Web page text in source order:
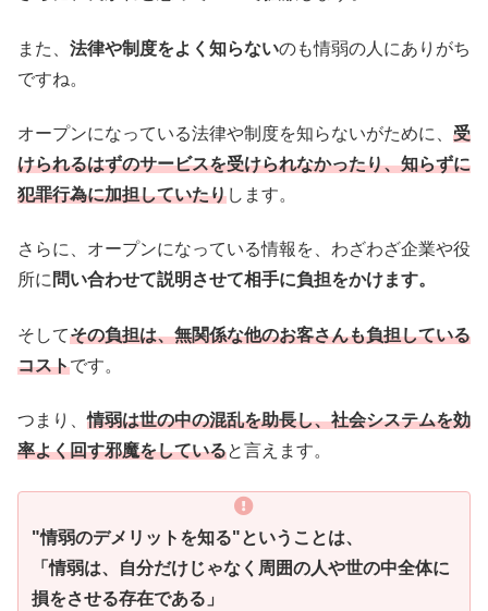
また、 法律や制度をよく知らないのも情弱の人にありがち
ですね。
オープンになっている法律や制度を知らないがために、 受
けられるはずのサービスを受けられなかったり、知らずに
犯罪行為に加担していたりします。
さらに、オープンになっている情報を、わざわざ企業や役
所に問い合わせて説明させて相手に負担をかけます。
そしてその負担は、無関係な他のお客さんも負担している
コストです。
つまり、情弱は世の中の混乱を助長し、社会システムを効
率よく回す邪魔をしていると言えます。
"情弱のデメリットを知る"ということは、
「情弱は、自分だけじゃなく周囲の人や世の中全体に
損をさせる存在である」